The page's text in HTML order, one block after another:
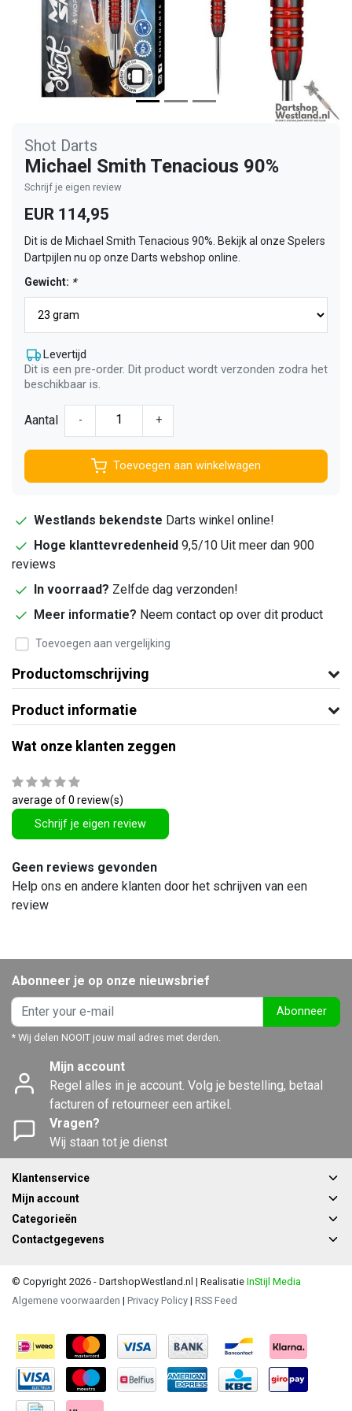
Shot Darts
Michael Smith Tenacious 90%
Schrijf je eigen review
EUR 114,95
Dit is de Michael Smith Tenacious 90%. Bekijk al onze Spelers
Dartpijlen nu op onze Darts webshop online.
Gewicht: *
Levertijd
Dit is een pre-order. Dit product wordt verzonden zodra het
beschikbaar is.
Aantal - +
Toevoegen aan winkelwagen
Westlands bekendste Darts winkel online!
Hoge klanttevredenheid 9,5/10 Uit meer dan 900
reviews
In voorraad? Zelfde dag verzonden!
Meer informatie? Neem contact op over dit product
Toevoegen aan vergelijking
Productomschrijving
Product informatie
Wat onze klanten zeggen
average of 0 review(s)
Schrijf je eigen review
Geen reviews gevonden
Help ons en andere klanten door het schrijven van een
review
Abonneer je op onze nieuwsbrief
Abonneer
* Wij delen NOOIT jouw mail adres met derden.
Mijn account
Regel alles in je account. Volg je bestelling, betaal
facturen of retourneer een artikel.
Vragen?
Wij staan tot je dienst
Klantenservice
Mijn account
Categorieën
Contactgegevens
© Copyright 2026 - DartshopWestland.nl | Realisatie InStijl Media
Algemene voorwaarden | Privacy Policy | RSS Feed